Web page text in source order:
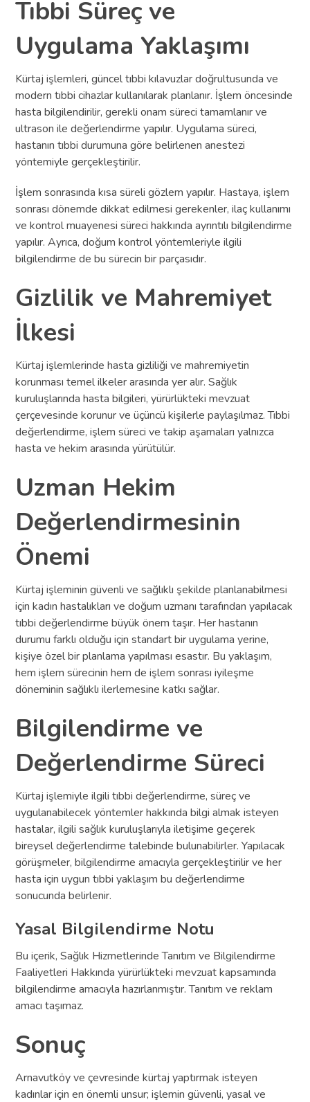
Tıbbi Süreç ve
Uygulama Yaklaşımı
Kürtaj işlemleri, güncel tıbbi kılavuzlar doğrultusunda ve
modern tıbbi cihazlar kullanılarak planlanır. İşlem öncesinde
hasta bilgilendirilir, gerekli onam süreci tamamlanır ve
ultrason ile değerlendirme yapılır. Uygulama süreci,
hastanın tıbbi durumuna göre belirlenen anestezi
yöntemiyle gerçekleştirilir.
İşlem sonrasında kısa süreli gözlem yapılır. Hastaya, işlem
sonrası dönemde dikkat edilmesi gerekenler, ilaç kullanımı
ve kontrol muayenesi süreci hakkında ayrıntılı bilgilendirme
yapılır. Ayrıca, doğum kontrol yöntemleriyle ilgili
bilgilendirme de bu sürecin bir parçasıdır.
Gizlilik ve Mahremiyet
İlkesi
Kürtaj işlemlerinde hasta gizliliği ve mahremiyetin
korunması temel ilkeler arasında yer alır. Sağlık
kuruluşlarında hasta bilgileri, yürürlükteki mevzuat
çerçevesinde korunur ve üçüncü kişilerle paylaşılmaz. Tıbbi
değerlendirme, işlem süreci ve takip aşamaları yalnızca
hasta ve hekim arasında yürütülür.
Uzman Hekim
Değerlendirmesinin
Önemi
Kürtaj işleminin güvenli ve sağlıklı şekilde planlanabilmesi
için kadın hastalıkları ve doğum uzmanı tarafından yapılacak
tıbbi değerlendirme büyük önem taşır. Her hastanın
durumu farklı olduğu için standart bir uygulama yerine,
kişiye özel bir planlama yapılması esastır. Bu yaklaşım,
hem işlem sürecinin hem de işlem sonrası iyileşme
döneminin sağlıklı ilerlemesine katkı sağlar.
Bilgilendirme ve
Değerlendirme Süreci
Kürtaj işlemiyle ilgili tıbbi değerlendirme, süreç ve
uygulanabilecek yöntemler hakkında bilgi almak isteyen
hastalar, ilgili sağlık kuruluşlarıyla iletişime geçerek
bireysel değerlendirme talebinde bulunabilirler. Yapılacak
görüşmeler, bilgilendirme amacıyla gerçekleştirilir ve her
hasta için uygun tıbbi yaklaşım bu değerlendirme
sonucunda belirlenir.
Yasal Bilgilendirme Notu
Bu içerik, Sağlık Hizmetlerinde Tanıtım ve Bilgilendirme
Faaliyetleri Hakkında yürürlükteki mevzuat kapsamında
bilgilendirme amacıyla hazırlanmıştır. Tanıtım ve reklam
amacı taşımaz.
Sonuç
Arnavutköy ve çevresinde kürtaj yaptırmak isteyen
kadınlar için en önemli unsur; işlemin güvenli, yasal ve